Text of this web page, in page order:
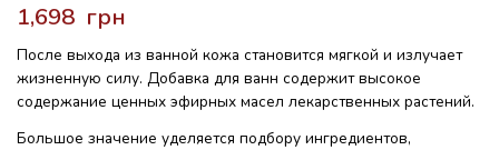
грн
После выхода из ванной кожа становится мягкой и излучает
жизненную силу. Добавка для ванн содержит высокое
содержание ценных эфирных масел лекарственных растений.
Большое значение уделяется подбору ингредиентов,